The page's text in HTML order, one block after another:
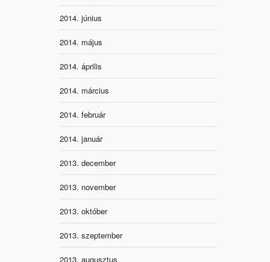
2014. június
2014. május
2014. április
2014. március
2014. február
2014. január
2013. december
2013. november
2013. október
2013. szeptember
2013. augusztus